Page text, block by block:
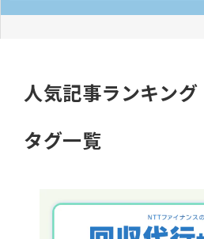
人気記事ランキング
タグ一覧